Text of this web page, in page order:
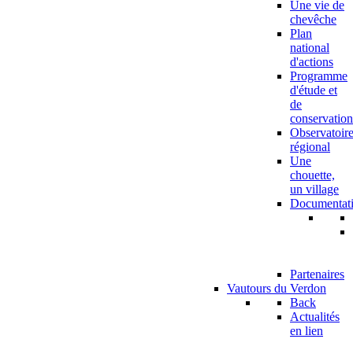
Une vie de
chevêche
Plan
national
d'actions
Programme
d'étude et
de
conservation
Observatoire
régional
Une
chouette,
un village
Partenaires
Vautours du Verdon
Back
Actualités
en lien